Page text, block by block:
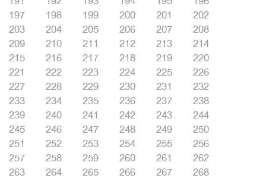
197
198 199 200 201
202
203
204 205 206 207
208
209
210 211 212 213
214
215
216 217 218 219
220
221
222 223 224 225
226
227
228 229 230 231
232
233
234 235 236 237
238
239
240 241 242 243
244
245
246 247 248 249
250
251
252 253 254 255
256
257
258 259 260 261
262
263
264 265 266 267
268